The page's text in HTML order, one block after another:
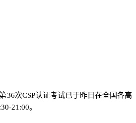
第36次CSP认证考试已于昨日在全国各高
21:00。